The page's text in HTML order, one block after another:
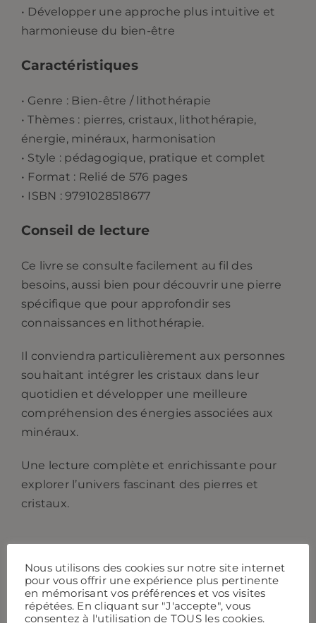
• Développer une approche plus intuitive et
harmonieuse du bien-être
Caractéristiques
• Genre : Bien-être / lithothérapie
• Thèmes : pierres, cristaux, lithothérapie,
énergie, minéraux, harmonisation
• Style : pédagogique, pratique et complet
• Format : Relié de 576 pages
• ISBN : 9791028518677
Conseil de lecture
Ce livre se consulte facilement au fil des
besoins, aussi bien pour découvrir une pierre
spécifique que pour approfondir ses
connaissances en lithothérapie.
Il conviendra particulièrement aux personnes
souhaitant intégrer les cristaux dans leur
quotidien et développer une meilleure
compréhension des énergies associées aux
minéraux.
Une lecture complète et enrichissante pour
explorer l’univers fascinant des pierres et
cristaux.
INFORMATIONS
COMPLÉMENTAIRES
Nous utilisons des cookies sur notre site internet
pour vous offrir une expérience plus pertinente
en mémorisant vos préférences et vos visites
répétées. En cliquant sur "J'accepte", vous
consentez à l'utilisation de TOUS les cookies.